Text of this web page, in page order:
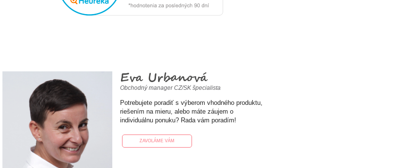
Eva Urbanová
Obchodný manager CZ/SK špecialista
Potrebujete poradiť s výberom vhodného produktu,
riešením na mieru, alebo máte záujem o
individuálnu ponuku? Rada vám poradím!
ZAVOLÁME VÁM